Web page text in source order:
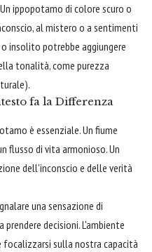
ippopotamo di colore scuro o
al mistero o a sentimenti
insolito potrebbe aggiungere
tonalità, come purezza
fa la Differenza
è essenziale. Un fiume
flusso di vita armonioso. Un
dell'inconscio e delle verità
una sensazione di
decisioni. L'ambiente
focalizzarsi sulla nostra capacità